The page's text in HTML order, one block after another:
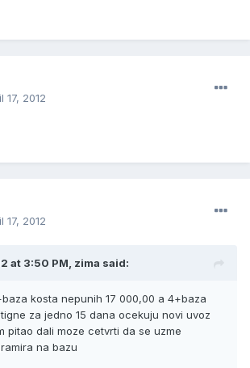
17, 2012
17, 2012
at 3:50 PM, zima said:
kosta nepunih 17 000,00 a 4+baza
za jedno 15 dana ocekuju novi uvoz
pitao dali moze cetvrti da se uzme
na bazu